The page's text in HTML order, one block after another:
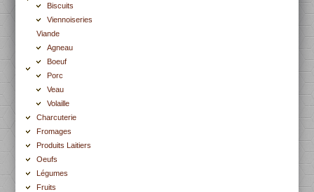
Biscuits
Viennoiseries
Viande
Agneau
Boeuf
Porc
Veau
Volaille
Charcuterie
Fromages
Produits Laitiers
Oeufs
Légumes
Fruits